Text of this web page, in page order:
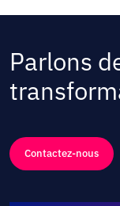
Parlons
Contactez-nous